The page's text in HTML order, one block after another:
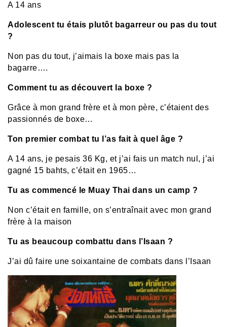
A 14 ans
Adolescent tu étais plutôt bagarreur ou pas du tout
?
Non pas du tout, j’aimais la boxe mais pas la
bagarre….
Comment tu as découvert la boxe ?
Grâce à mon grand frère et à mon père, c’étaient des
passionnés de boxe…
Ton premier combat tu l’as fait à quel âge ?
A 14 ans, je pesais 36 Kg, et j’ai fais un match nul, j’ai
gagné 15 bahts, c’était en 1965…
Tu as commencé le Muay Thai dans un camp ?
Non c’était en famille, on s’entraînait avec mon grand
frère à la maison
Tu as beaucoup combattu dans l’Isaan ?
J’ai dû faire une soixantaine de combats dans l’Isaan